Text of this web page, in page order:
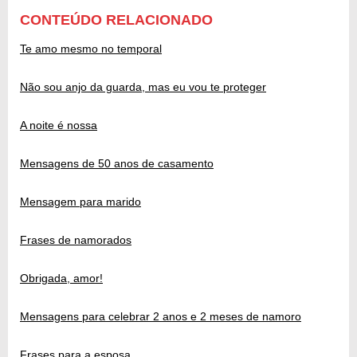
CONTEÚDO RELACIONADO
Te amo mesmo no temporal
Não sou anjo da guarda, mas eu vou te proteger
A noite é nossa
Mensagens de 50 anos de casamento
Mensagem para marido
Frases de namorados
Obrigada, amor!
Mensagens para celebrar 2 anos e 2 meses de namoro